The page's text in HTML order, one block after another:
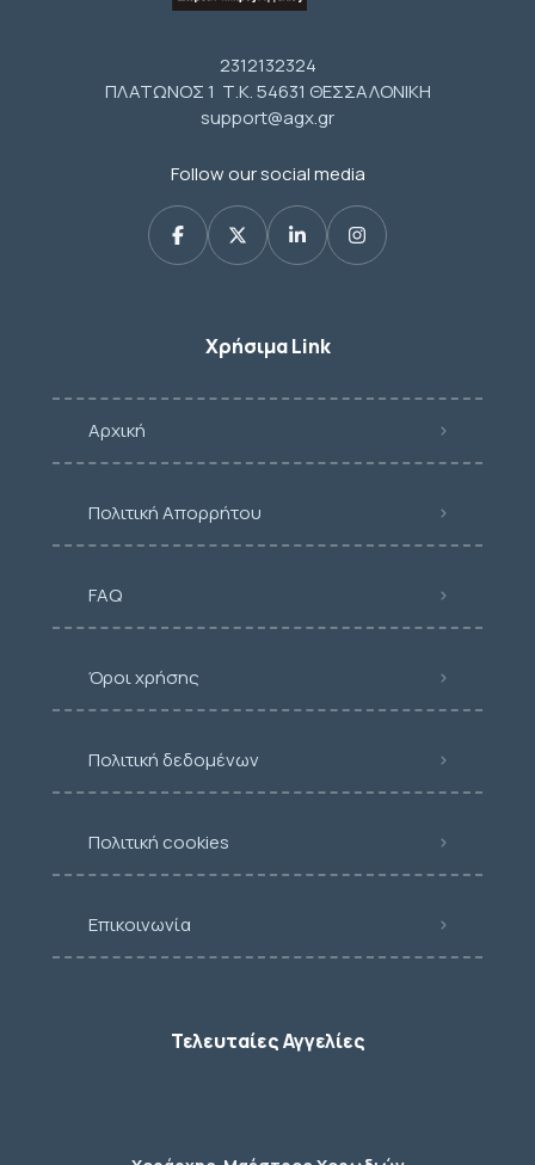
2312132324
ΠΛΑΤΩΝΟΣ 1 Τ.Κ. 54631 ΘΕΣΣΑΛΟΝΙΚΗ
support@agx.gr
Follow our social media
Χρήσιμα Link
Αρχική
Πολιτική Απορρήτου
FAQ
Όροι χρήσης
Πολιτική δεδομένων
Πολιτική cookies
Επικοινωνία
Τελευταίες Αγγελίες